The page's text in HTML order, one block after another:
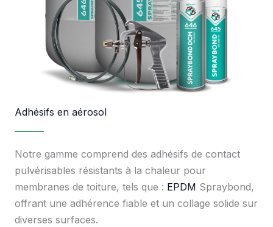
Adhésifs en aérosol
Notre gamme comprend des adhésifs de contact
pulvérisables résistants à la chaleur pour
membranes de toiture, tels que : EPDM Spraybond,
offrant une adhérence fiable et un collage solide sur
diverses surfaces.